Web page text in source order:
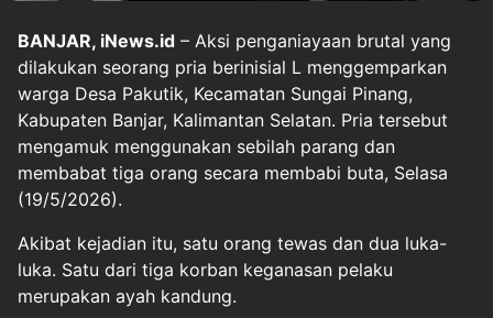
BANJAR, iNews.id – Aksi penganiayaan brutal yang
dilakukan seorang pria berinisial L menggemparkan
warga Desa Pakutik, Kecamatan Sungai Pinang,
Kabupaten Banjar, Kalimantan Selatan. Pria tersebut
mengamuk menggunakan sebilah parang dan
membabat tiga orang secara membabi buta, Selasa
(19/5/2026).
Akibat kejadian itu, satu orang tewas dan dua luka-
luka. Satu dari tiga korban keganasan pelaku
merupakan ayah kandung.